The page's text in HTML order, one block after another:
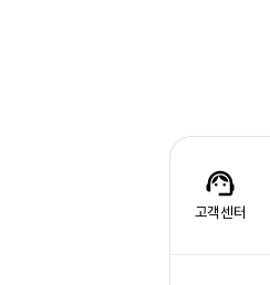
고객센터